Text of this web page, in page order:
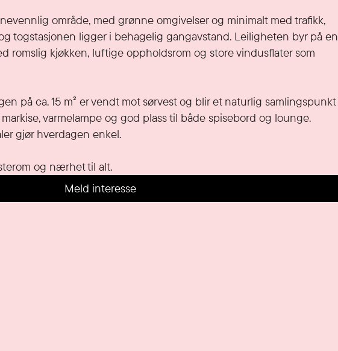
område, med grønne omgivelser og minimalt med trafikk,
togstasjonen ligger i behagelig gangavstand. Leiligheten byr på en
romslig kjøkken, luftige oppholdsrom og store vindusflater som
på ca. 15 m² er vendt mot sørvest og blir et naturlig samlingspunkt
varmelampe og god plass til både spisebord og lounge.
gjør hverdagen enkel.
og nærhet til alt.
Meld interesse